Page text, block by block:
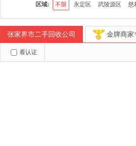
区域: 不限 永定区 武陵源区 慈
张家界市二手回收公司 金牌商家
看认证